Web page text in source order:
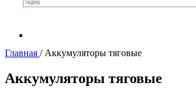
Главная / Аккумуляторы тяговые
Аккумуляторы тяговые